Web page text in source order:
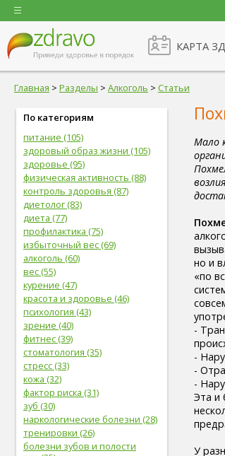
КАРТА
Главная > Разделы > Алкоголь > Статьи
По категориям
питание (105)
здоровый образ жизни (105)
здоровье (95)
физическая активность (88)
контроль здоровья (87)
диетолог (83)
диета (77)
профилактика (75)
избыточный вес (69)
алкоголь (60)
вес (55)
курение (47)
красота и здоровье (46)
психология (43)
зрение (40)
фитнес (39)
стоматология (35)
стресс (33)
кожа (32)
фактор риска (31)
зуб (30)
наркологические болезни (28)
тренировки (26)
болезни зубов и полости
Мало
но и
«по
-
-
-
-
Эта и
У